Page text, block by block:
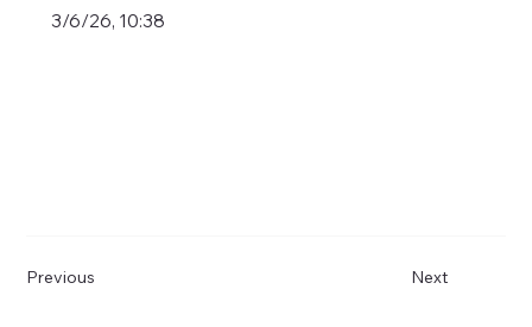
3/6/26, 10:38
Previous Next